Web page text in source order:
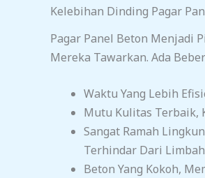
Kelebihan Dinding Pagar
Pagar Panel Beton Menjadi
Mereka Tawarkan. Ada
Waktu Yang Lebih
Mutu Kulitas Terbaik,
Sangat Ramah
Terhindar Dari
Beton Yang Kokoh,